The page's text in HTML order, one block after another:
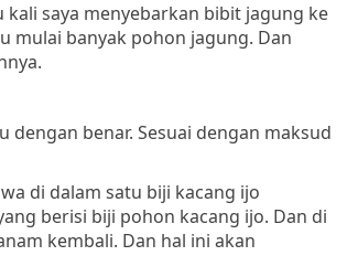
kali saya menyebarkan bibit jagung ke
mulai banyak pohon jagung. Dan
benar. Sesuai dengan maksud
di dalam satu biji kacang ijo
berisi biji pohon kacang ijo. Dan di
kembali. Dan hal ini akan